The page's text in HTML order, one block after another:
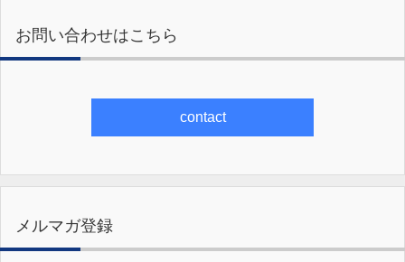
お問い合わせはこちら
contact
メルマガ登録